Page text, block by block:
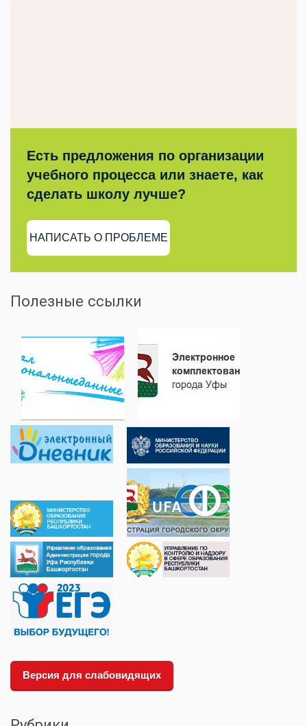
Есть предложения по организации
учебного процесса или знаете, как
сделать школу лучше?
НАПИСАТЬ О ПРОБЛЕМЕ
Полезные ссылки
Версия для слабовидящих